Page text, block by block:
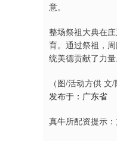
意。
整场祭祖大典在
育。通过祭祖，
统美德贡献了力量
（图/活动方供 文
发布于：广东省
真牛所配资提示